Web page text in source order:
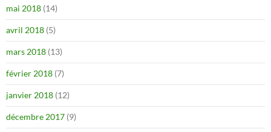
mai 2018 (14)
avril 2018 (5)
mars 2018 (13)
février 2018 (7)
janvier 2018 (12)
décembre 2017 (9)